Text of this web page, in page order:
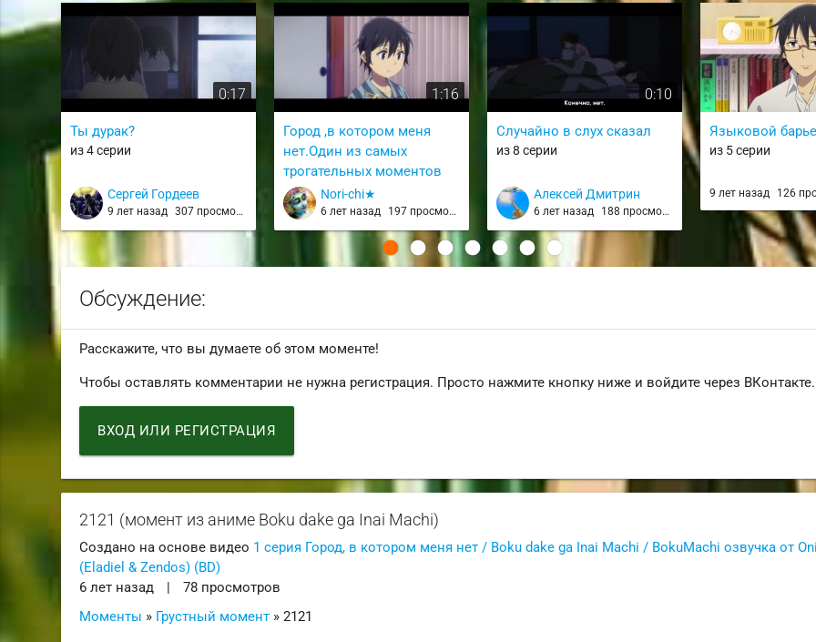
0:17
Ты дурак?
из 4 серии
Сергей Гордеев
9 лет назад 307 просмотров
1:16
Город ,в котором меня
нет.Один из самых
трогательных моментов
из 8 серииNori-chi★
6 лет назад 197 просмотров
0:10
Случайно в слух сказал
из 8 серии
Алексей Дмитрин
6 лет назад 188 просмотров
Языковой
из 5 серии
9 лет назад 126
Обсуждение:
Расскажите, что вы думаете об этом моменте!
Чтобы оставлять комментарии не нужна регистрация. Просто нажмите кнопку ниже и войдите через ВКонтакте.
ВХОД ИЛИ РЕГИСТРАЦИЯ
2121 (момент из аниме Boku dake ga Inai Machi)
Создано на основе видео 1 серия Город, в котором меня нет / Boku dake ga Inai Machi / BokuMachi озвучка от
(Eladiel & Zendos) (BD)
6 лет назад
|
78 просмотров
Моменты » Грустный момент » 2121